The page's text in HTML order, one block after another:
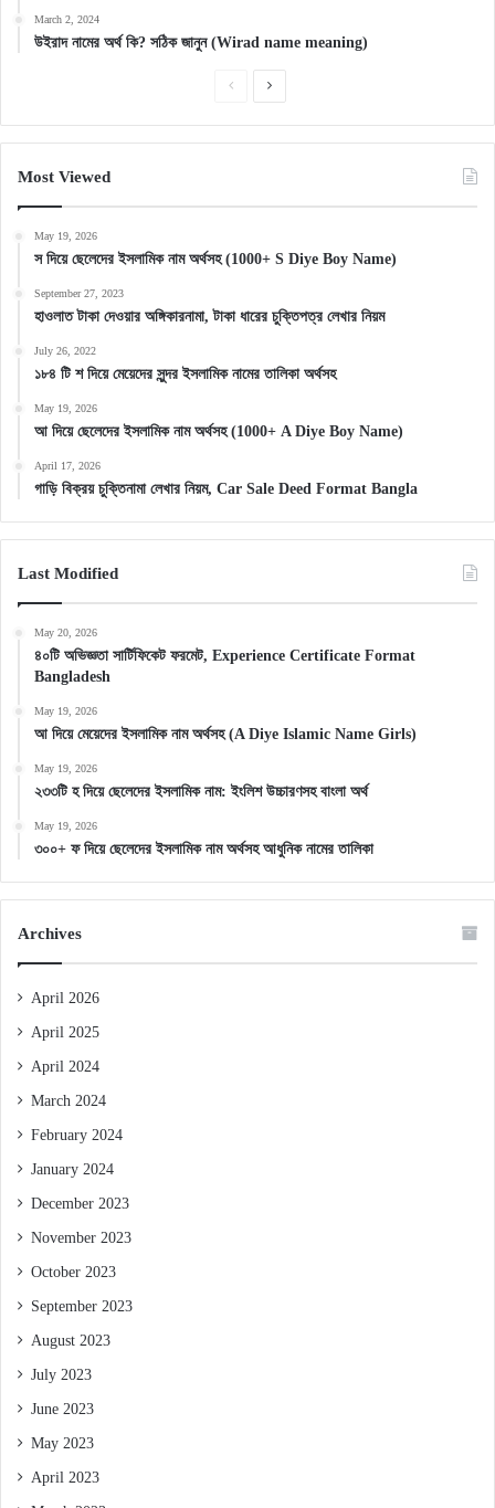
March 2, 2024
উইরাদ নামের অর্থ কি? সঠিক জানুন (Wirad name meaning)
PreviousNext
Most Viewed
May 19, 2026
স দিয়ে ছেলেদের ইসলামিক নাম অর্থসহ (1000+ S Diye Boy Name)
September 27, 2023
হাওলাত টাকা দেওয়ার অঙ্গিকারনামা, টাকা ধারের চুক্তিপত্র লেখার নিয়ম
July 26, 2022
১৮৪ টি শ দিয়ে মেয়েদের সুন্দর ইসলামিক নামের তালিকা অর্থসহ
May 19, 2026
আ দিয়ে ছেলেদের ইসলামিক নাম অর্থসহ (1000+ A Diye Boy Name)
April 17, 2026
গাড়ি বিক্রয় চুক্তিনামা লেখার নিয়ম, Car Sale Deed Format Bangla
Last Modified
May 20, 2026
৪০টি অভিজ্ঞতা সার্টিফিকেট ফরমেট, Experience Certificate Format
Bangladesh
May 19, 2026
আ দিয়ে মেয়েদের ইসলামিক নাম অর্থসহ (A Diye Islamic Name Girls)
May 19, 2026
২৩৩টি হ দিয়ে ছেলেদের ইসলামিক নাম: ইংলিশ উচ্চারণসহ বাংলা অর্থ
May 19, 2026
৩০০+ ফ দিয়ে ছেলেদের ইসলামিক নাম অর্থসহ আধুনিক নামের তালিকা
Archives
April 2026
April 2025
April 2024
March 2024
February 2024
January 2024
December 2023
November 2023
October 2023
September 2023
August 2023
July 2023
June 2023
May 2023
April 2023